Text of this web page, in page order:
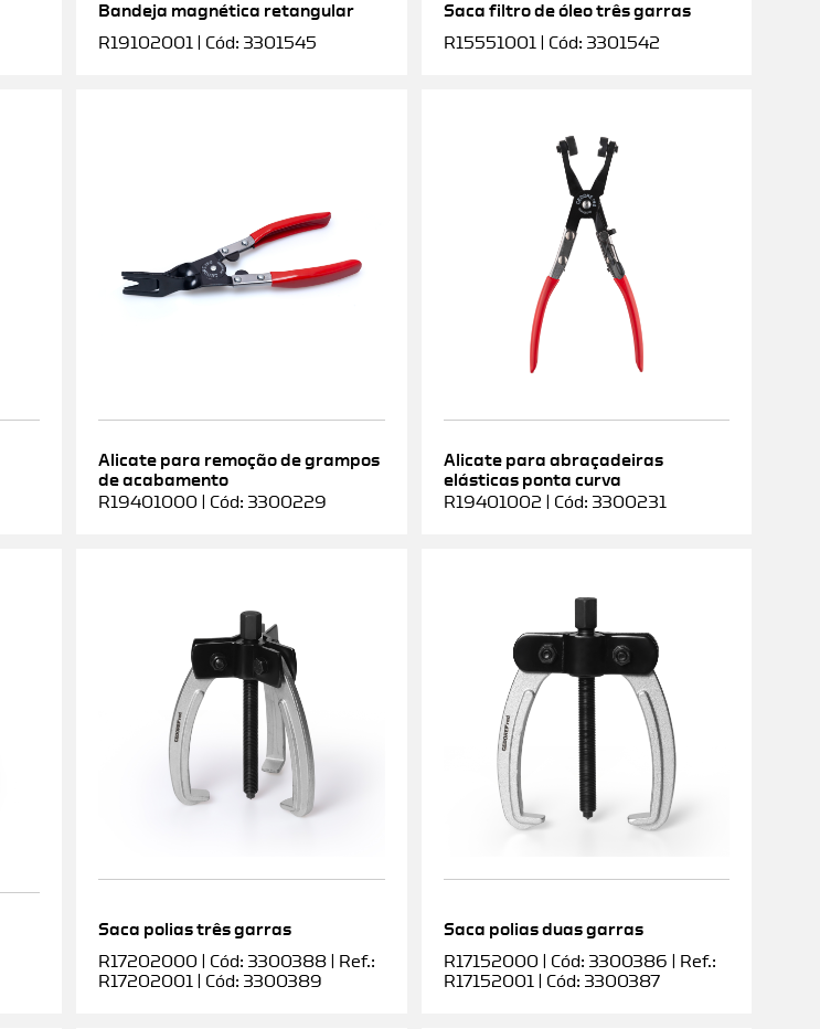
Bandeja magnética retangular
R19102001 | Cód: 3301545
Saca filtro de óleo três garras
R15551001 | Cód: 3301542
Alicate para remoção de grampos
de acabamento
R19401000 | Cód: 3300229
Alicate para abraçadeiras
elásticas ponta curva
R19401002 | Cód: 3300231
Saca polias três garras
R17202000 | Cód: 3300388 | Ref.:
R17202001 | Cód: 3300389
Saca polias duas garras
R17152000 | Cód: 3300386 | Ref.:
R17152001 | Cód: 3300387